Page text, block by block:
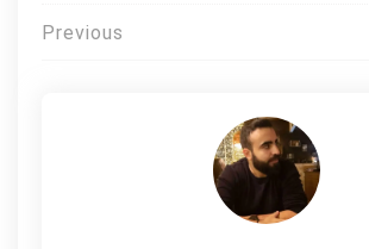
Πλοήγηση
Previous